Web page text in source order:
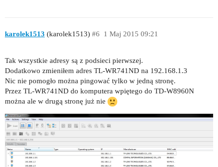
karolek1513 (karolek1513) 1 Maj 2015 09:21
#6
Tak wszystkie adresy są z podsieci pierwszej.
Dodatkowo zmieniłem adres TL-WR741ND na 192.168.1.3
Nic nie pomogło można pingować tylko w jedną stronę.
Przez TL-WR741ND do komputera wpiętego do TD-W8960N
można ale w drugą stronę już nie